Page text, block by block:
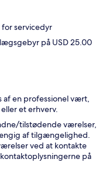
servicedyr
på USD 25.00
af en professionel vært,
et erhverv.
tilstødende værelser,
af tilgængelighed.
ved at kontakte
på